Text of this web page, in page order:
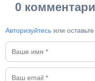
0
Авторизуйтесь или